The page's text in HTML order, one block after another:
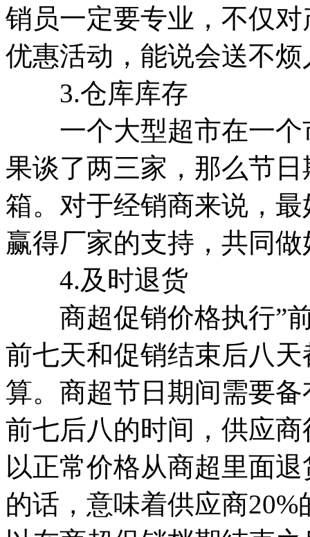
销员一定要专业，不仅
优惠活动，能说会送不烦
3.仓库库存
一个大型超市在一个
果谈了两三家，那么节
箱。对于经销商来说，
赢得厂家的支持，共同
4.及时退货
商超促销价格执行”前
前七天和促销结束后八
算。商超节日期间需要
前七后八的时间，供应
以正常价格从商超里面
的话，意味着供应商